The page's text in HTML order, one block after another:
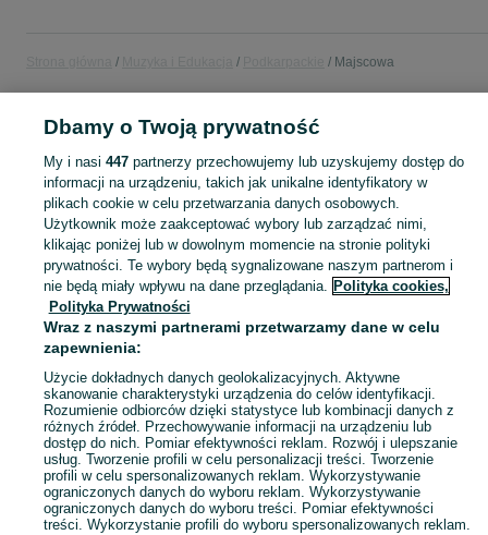
Majscowa
MUZYKA I EDUKACJA
KATEGORIA
Sprzedaż towarów dla relaksu, twórczości i nauki Majscowa ▶️ Nowe i używane instrumenty, książki, filmy i inne ✌ Kupuj i sprzedawaj na OLX.pl! Zobacz
Mapa kategorii
Mapa miejscowości
Mapa ministron
Popularne wyszukiwania
Dbamy o Twoją prywatność
My i nasi 447partnerzy przechowujemy lub uzyskujemy dostęp do
informacji na urządzeniu, takich jak unikalne identyfikatory w
plikach cookie w celu przetwarzania danych osobowych.
Użytkownik może zaakceptować wybory lub zarządzać nimi,
klikając poniżej lub w dowolnym momencie na stronie polityki
prywatności. Te wybory będą sygnalizowane naszym partnerom i
nie będą miały wpływu na dane przeglądania. Polityka cookies,
Polityka Prywatności
Wraz z naszymi partnerami przetwarzamy dane w celu
zapewnienia:
Użycie dokładnych danych geolokalizacyjnych. Aktywne
skanowanie charakterystyki urządzenia do celów identyfikacji.
Rozumienie odbiorców dzięki statystyce lub kombinacji danych z
różnych źródeł. Przechowywanie informacji na urządzeniu lub
dostęp do nich. Pomiar efektywności reklam. Rozwój i ulepszanie
usług. Tworzenie profili w celu personalizacji treści. Tworzenie
profili w celu spersonalizowanych reklam. Wykorzystywanie
ograniczonych danych do wyboru reklam. Wykorzystywanie
ograniczonych danych do wyboru treści. Pomiar efektywności
treści. Wykorzystanie profili do wyboru spersonalizowanych reklam.